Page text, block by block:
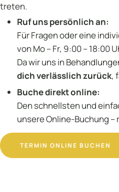
treten.
Ruf uns persönlich an:
Für Fragen oder eine
von Mo – Fr, 9:00 – 18:00
Da wir uns in
dich verlässlich zurück,
Buche direkt online:
Den schnellsten und
unsere Online-Buchung –
TERMIN ONLINE BUCHEN